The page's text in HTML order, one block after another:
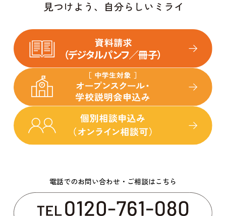
電話でのお問い合わせ・ご相談はこちら